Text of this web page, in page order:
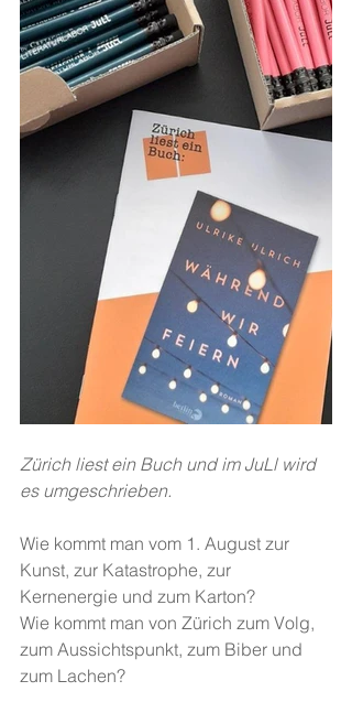
Zürich liest ein Buch und im JuLl wird
es umgeschrieben.
Wie kommt man vom 1. August zur
Kunst, zur Katastrophe, zur
Kernenergie und zum Karton?
Wie kommt man von Zürich zum Volg,
zum Aussichtspunkt, zum Biber und
zum Lachen?